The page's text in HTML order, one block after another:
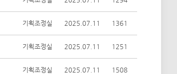
기획조정실 2025.07.11 1361
기획조정실 2025.07.11 1251
기획조정실 2025.07.11 1508